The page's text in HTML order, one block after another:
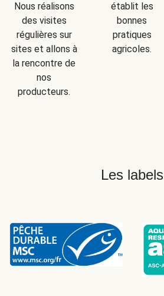
Nous réalisons
des visites
régulières sur
sites et allons à
la rencontre de
nos
producteurs.
établit les
bonnes
pratiques
agricoles.
Les labels